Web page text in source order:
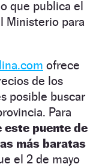
que publica el
Ministerio para
ofrece
de los
posible buscar
Para
este puente de
más baratas
el 2 de mayo